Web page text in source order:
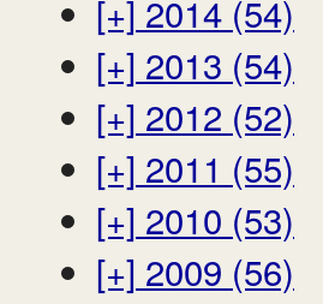
[+] 2014 (54)
[+] 2013 (54)
[+] 2012 (52)
[+] 2011 (55)
[+] 2010 (53)
[+] 2009 (56)